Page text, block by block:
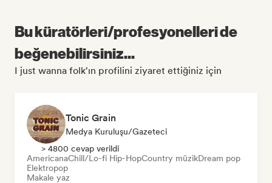
Bu küratörleri/profesyonelleri de
beğenebilirsiniz...
I just wanna folk'ın profilini ziyaret ettiğiniz için
Tonic Grain
Medya Kuruluşu/Gazeteci
> 4800 cevap verildi
AmericanaChill/Lo-fi Hip-HopCountry müzikDream pop
Elektropop
Makale yaz